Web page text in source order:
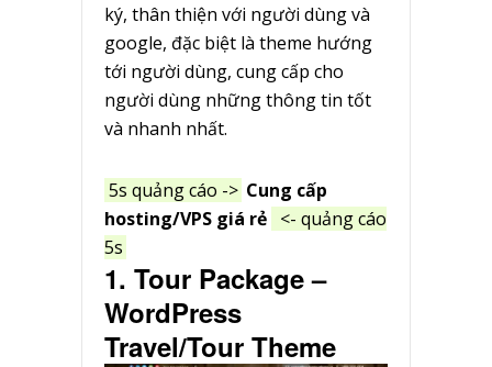
ký, thân thiện với người dùng và
google, đặc biệt là theme hướng
tới người dùng, cung cấp cho
người dùng những thông tin tốt
và nhanh nhất.
5s quảng cáo -> Cung cấp
hosting/VPS giá rẻ <- quảng cáo
5s
1. Tour Package –
WordPress
Travel/Tour Theme